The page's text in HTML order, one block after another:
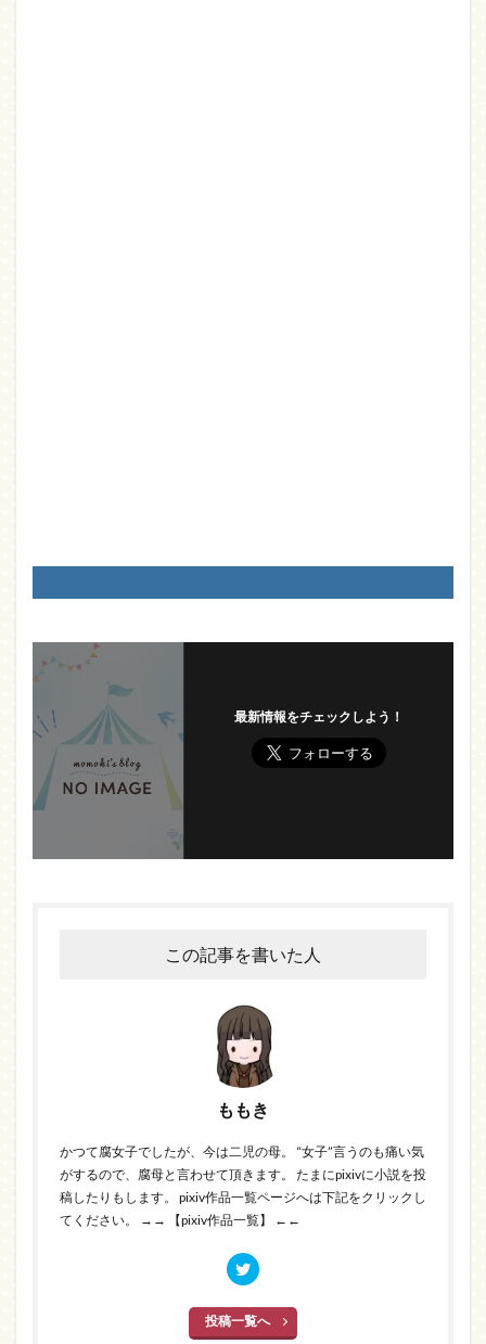
最新情報をチェックしよう！
この記事を書いた人
ももき
かつて腐女子でしたが、今は二児の母。 “女子”言うのも痛い気
がするので、腐母と言わせて頂きます。 たまにpixivに小説を投
稿したりもします。 pixiv作品一覧ページへは下記をクリックし
てください。
→→ 【pixiv作品一覧】 ←←
投稿一覧へ